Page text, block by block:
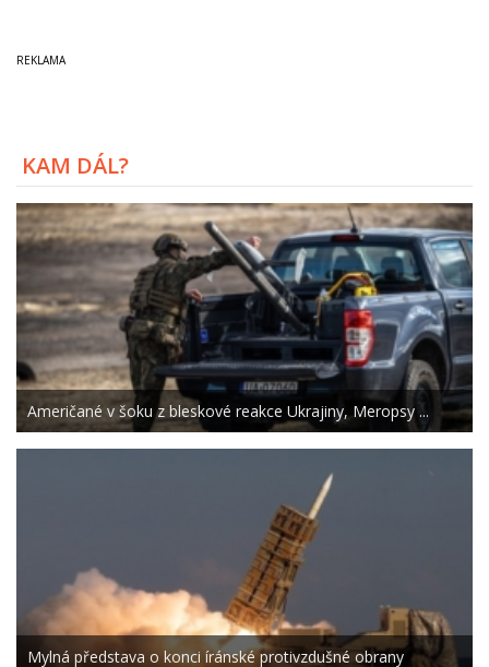
KAM DÁL?
Američané v šoku z bleskové reakce Ukrajiny, Meropsy ...
Mylná představa o konci íránské protivzdušné obrany